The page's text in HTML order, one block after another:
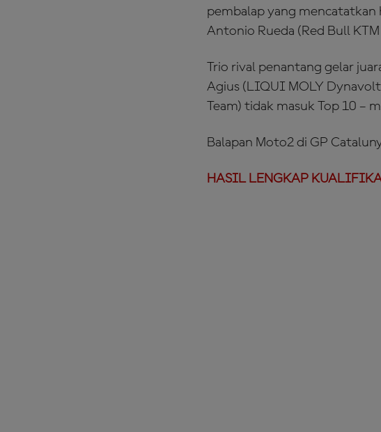
pembalap yang mencatatkan
Antonio Rueda (Red Bull
Trio rival penantang gelar
Agius (LIQUI MOLY
Team) tidak masuk Top 10 –
Balapan Moto2 di GP
HASIL LENGKAP